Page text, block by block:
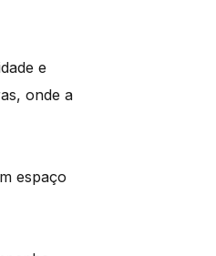
e
onde a
espaço